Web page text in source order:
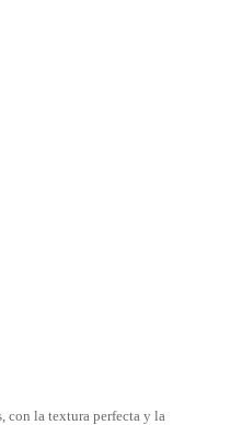
con la textura perfecta y la